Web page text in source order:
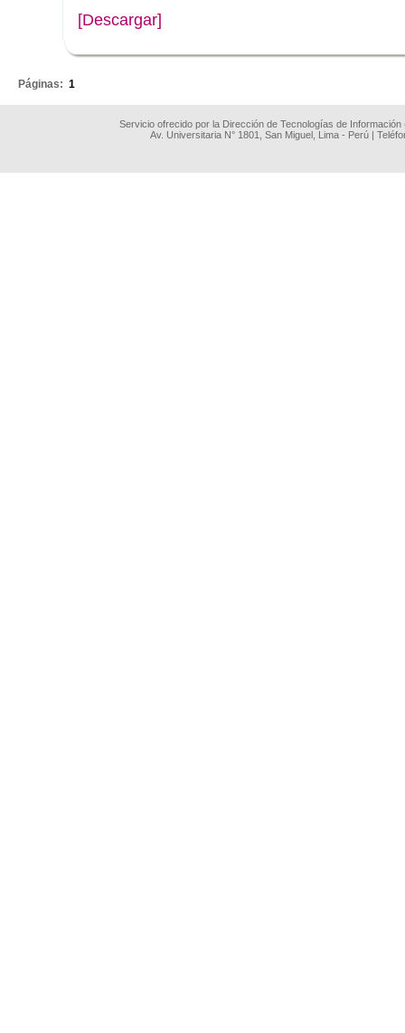
[Descargar]
Páginas: 1
Servicio ofrecido por la Dirección de Tecnologías de
Av. Universitaria N° 1801, San Miguel, Lima - Perú |